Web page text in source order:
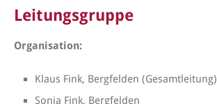
Leitungsgruppe
Organisation:
Klaus Fink, Bergfelden (Gesamtleitung)
Sonja Fink, Bergfelden